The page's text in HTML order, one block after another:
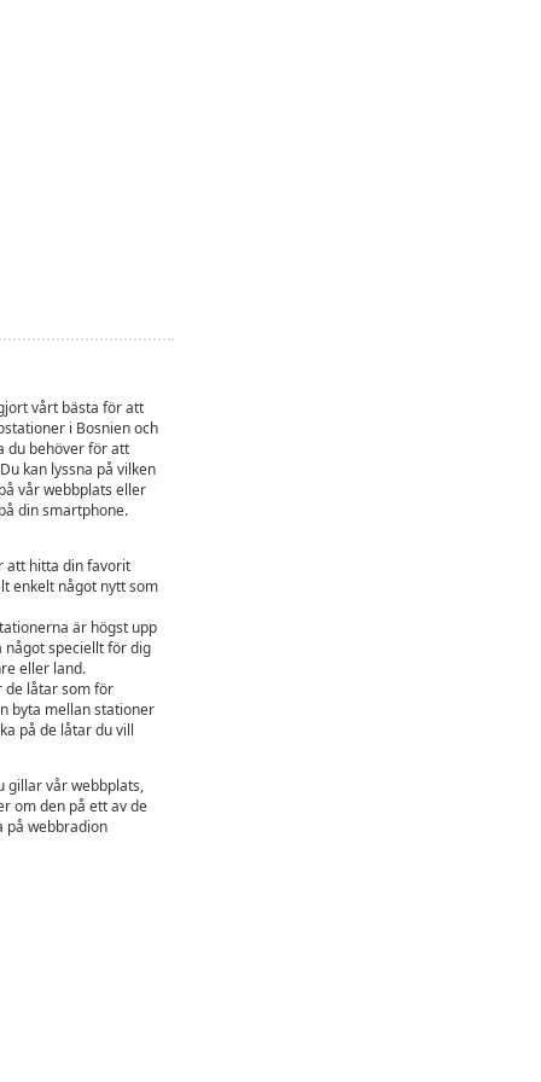
vårt bästa för att
i Bosnien och
du behöver för att
kan lyssna på vilken
vår webbplats eller
din smartphone.
att hitta din favorit
enkelt något nytt som
är högst upp
något speciellt för dig
eller land.
de låtar som för
byta mellan stationer
på de låtar du vill
gillar vår webbplats,
om den på ett av de
på webbradion